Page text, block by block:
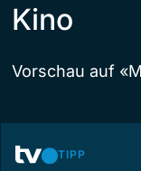
Kino
Vorschau auf
TIPP